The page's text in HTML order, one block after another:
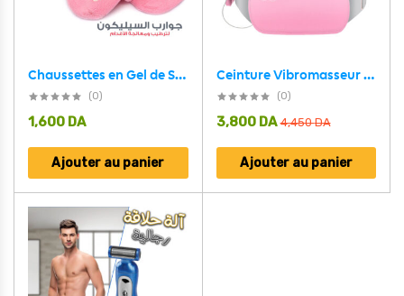
Chaussettes en Gel de Silicone réutilisables, masque pour les pieds, hydratant, blanchissant, exfoliant – جوارب من جل السيليكون لترطيب و تبييض و تقشيير القدم
(0)
1,600 DA
Ajouter au panier
Ceinture Vibromasseur chauffant pour les douleurs menstruelles حزام هزاز ساخن لتسكين آلام الدورة الشهرية
(0)
4,450DA
3,800 DA
Ajouter au panier